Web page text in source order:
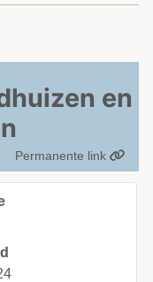
en
Permanente link